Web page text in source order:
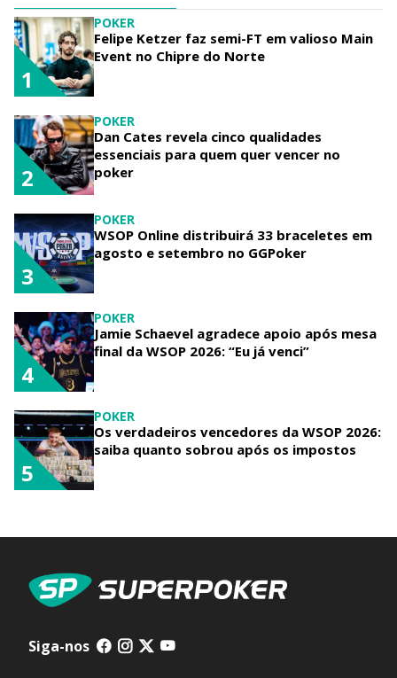
POKER
Felipe Ketzer faz semi-FT em valioso Main
Event no Chipre do Norte
1
POKER
Dan Cates revela cinco qualidades
essenciais para quem quer vencer no
poker
2
POKER
WSOP Online distribuirá 33 braceletes em
agosto e setembro no GGPoker
3
POKER
Jamie Schaevel agradece apoio após mesa
final da WSOP 2026: “Eu já venci”
4
POKER
Os verdadeiros vencedores da WSOP 2026:
saiba quanto sobrou após os impostos
5
Siga-nos